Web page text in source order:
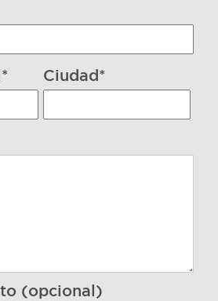
Ciudad*
(opcional)